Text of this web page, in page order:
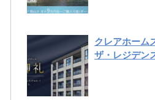
クレアホーム
ザ・レジデン